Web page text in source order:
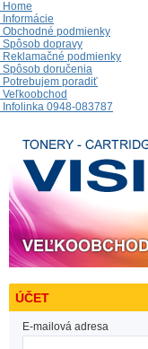
Home
Informácie
Obchodné podmienky
Spôsob dopravy
Reklamačné podmienky
Spôsob doručenia
Potrebujem poradiť
Veľkoobchod
Infolinka 0948-083787
ÚČET
E-mailová adresa